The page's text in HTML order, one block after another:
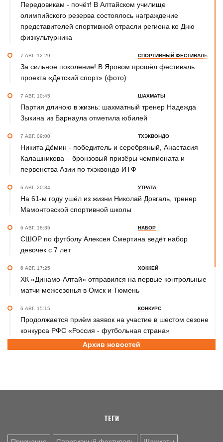
Передовикам - почёт! В Алтайском училище
олимпийского резерва состоялось награждение
представителей спортивной отрасли региона ко Дню
физкультурника
7 АВГ. 12:29 СПОРТИВНЫЙ ФЕСТИВАЛЬ
За сильное поколение! В Яровом прошёл фестиваль
проекта «Детский спорт» (фото)
7 АВГ. 10:45 ШАХМАТЫ
Партия длиною в жизнь: шахматный тренер Надежда
Зыкина из Барнаула отметила юбилей
7 АВГ. 09:00 ТХЭКВОНДО
Никита Дёмин - победитель и серебряный, Анастасия
Калашникова – бронзовый призёры чемпионата и
первенства Азии по тхэквондо ИТФ
6 АВГ. 20:34 УТРАТА
На 61-м году ушёл из жизни Николай Довгаль, тренер
Мамонтовской спортивной школы
6 АВГ. 18:35 НАБОР
СШОР по футболу Алексея Смертина ведёт набор
девочек с 7 лет
6 АВГ. 17:25 ХОККЕЙ
ХК «Динамо-Алтай» отправился на первые контрольные
матчи межсезонья в Омск и Тюмень
6 АВГ. 15:15 КОНКУРС
Продолжается приём заявок на участие в шестом сезоне
конкурса РФС «Россия - футбольная страна»
СПОРТИВНАЯ ПОЛИТИКА
6 АВГ. 12:55 ГРЕБЛЯ НА БАЙДАРКАХ И КАНОЭ
Архив новостей
ТЕГИ